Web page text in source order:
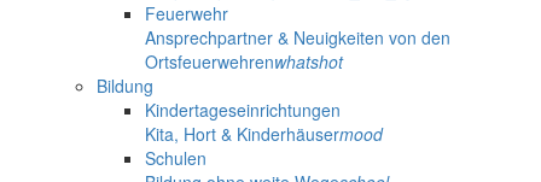
Feuerwehr
Ansprechpartner & Neuigkeiten von den
Ortsfeuerwehrenwhatshot
Bildung
Kindertageseinrichtungen
Kita, Hort & Kinderhäusermood
Schulen